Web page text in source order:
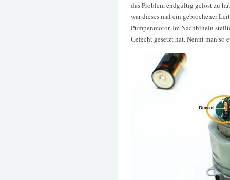
das Problem endgültig gelöst zu
war dieses mal ein gebrochener
Pumpenmotor. Im Nachhinein
Gefecht gesetzt hat. Nennt man so